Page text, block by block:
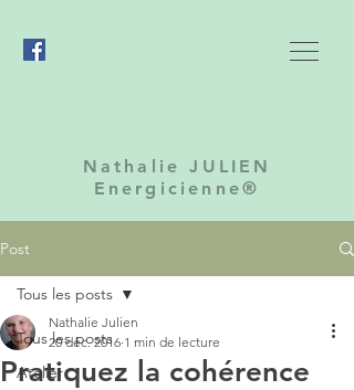
Nathalie JULIEN
Energicienne®
Post
Tous les posts
Atelier
Tous les posts
Pratiquez la cohérence
Nathalie Julien
20 déc. 2016 1 min de lecture